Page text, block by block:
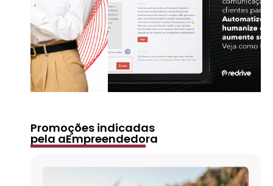
Promoções indicadas
pela aEmpreendedora